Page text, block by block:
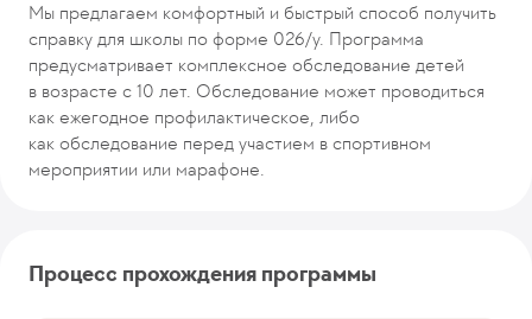
Мы предлагаем комфортный и быстрый способ получить
справку для школы по форме 026/у. Программа
предусматривает комплексное обследование детей
в возрасте с 10 лет. Обследование может проводиться
как ежегодное профилактическое, либо
как обследование перед участием в спортивном
мероприятии или марафоне.
Процесс прохождения программы